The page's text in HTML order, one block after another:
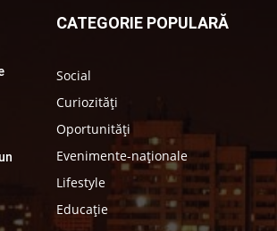
CATEGORIE POPULARĂ
Social
Curiozități
Oportunități
Evenimente-naționale
Lifestyle
Educație